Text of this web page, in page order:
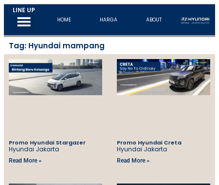
LINE UP
HOME HARGA ABOUT
Tag: Hyundai mampang
Promo Hyundai Stargazer
Hyundai Jakarta
Read More »
Promo Hyundai Creta
Hyundai Jakarta
Read More »